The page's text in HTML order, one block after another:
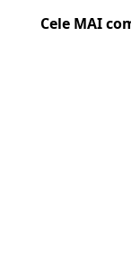
Cele MAI